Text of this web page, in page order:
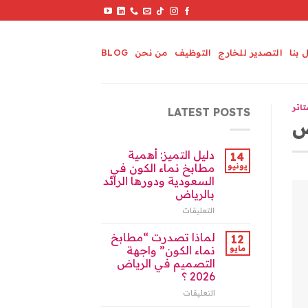
بنا التصدير للخارج التوظيف من نحن BLOG
LATEST POSTS
14
يونيو
دليل التميز: أهمية
مطابخ نماء الكون في
السعودية ودورها الرائد
بالرياض
التعليقات
أهمية
مطابخ
نماء
12
مايو
لماذا تصدرت “مطابخ
نماء الكون” واجهة
التصميم في الرياض
2026 ؟
التعليقات